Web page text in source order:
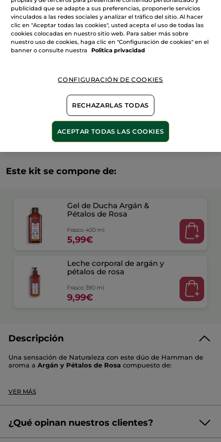
Argán
Gel
de
Ducha
&
Leche
corporal
AÑADIR A MI CESTA
Pago Seguro
Satisfecho o te devolvemos el dinero
Las promociones o ventajas Yves Rocher son
calculadas en comparación con los Precios tarifa
recomendados (P.T.R.)
VER P.T.R 2026
Este kit se compone de:
Gel de Ducha Argán &
Pétalos de Rosa
Frasco 400 ml
5,99€
Leche corporal de argán y
pétalos de rosa
Frasco 390 ml
9,99€
Descripción
Una sensación de Naturaleza con este dúo de Hamman de
aroma a Argán y Pétalos de Rosa compuesto de:
1 leche corporal 390 ml
La piel, suavemente limpia, queda delicadamente
Prolonga el aroma de tu gama favorita con la
perfumada para cuerpo y cabello.
VER MÁS
¿Qué opinan nuestros clientes?
publicidad que se adapte a sus preferencias, proponerle servicios
vinculados a las redes sociales y analizar el tráfico del sitio. Al hacer
clic en "Aceptar todas las cookies", usted acepta el uso de todas las
cookies colocadas en nuestro sitio web. Para saber más sobre
nuestro uso de cookies, haga clic en "Configuración de cookies" en el
banner o consulte nuestra
Politica privacidad
CONFIGURACIÓN DE COOKIES
RECHAZARLAS TODAS
ACEPTAR TODAS LAS COOKIES